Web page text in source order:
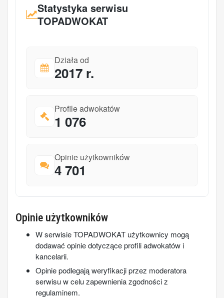
Statystyka serwisu
TOPADWOKAT
Działa od
2017 r.
Profile adwokatów
1 076
Opinie użytkowników
4 701
Opinie użytkowników
W serwisie TOPADWOKAT użytkownicy mogą
dodawać opinie dotyczące profili adwokatów i
kancelarii.
Opinie podlegają weryfikacji przez moderatora
serwisu w celu zapewnienia zgodności z
regulaminem.